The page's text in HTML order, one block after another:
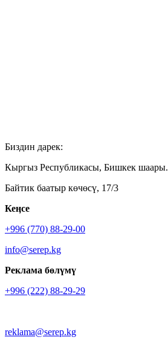
Биздин дарек:
Кыргыз Республикасы, Бишкек шаары.
Байтик баатыр көчөсү, 17/3
Кеӊсе
+996 (770) 88-29-00
info@serep.kg
Реклама бөлүмү
+996 (222) 88-29-29
reklama@serep.kg